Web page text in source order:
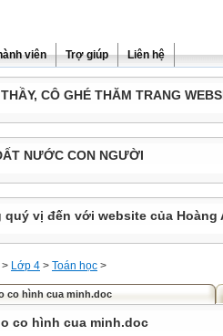
viên Trợ giúp Liên hệ
CÔ GHÉ THĂM TRANG
NƯỚC CON NGƯỜI
quý vị đến với website của Hoàng
> Lớp 4 > Toán học >
co hình cua minh.doc
co hình cua minh.doc